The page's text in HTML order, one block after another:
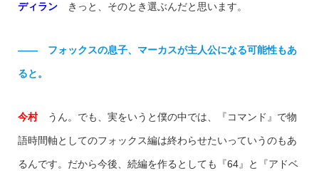
ディランきっと、そのとき選ぶんだと思います。
—— フォックスの息子、マーカスが主人公になる可能性もあ
ると。
今村うん。でも、実をいうと僕の中では、『コマンド』で物
語時間軸としてのフォックス編は終わらせたいっていうのもあ
るんです。だから今後、続編を作るとしても『64』と『アドベ